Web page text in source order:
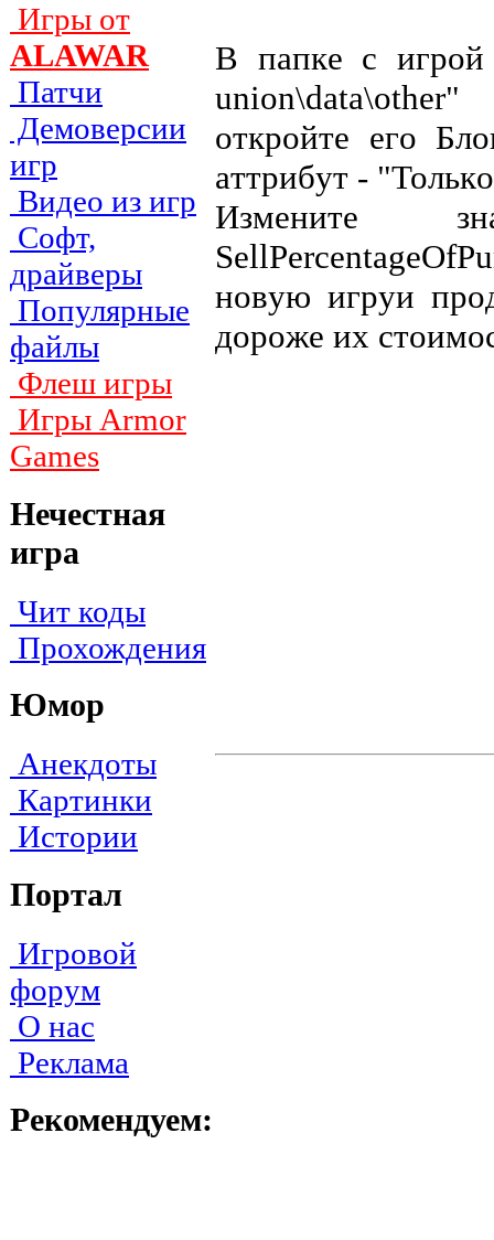
Игры от
ALAWAR
Патчи
Демоверсии
игр
Видео из игр
Софт,
драйверы
Популярные
файлы
Флеш игры
Игры Armor
Games
Нечестная
игра
Чит коды
Прохождения
Юмор
Анекдоты
Картинки
Истории
Портал
Игровой
форум
О нас
Реклама
Рекомендуем:
B пaпкe c игpoй
oткpoйтe eгo
aттpибyт -
Измeнитe
нoвyю игpyи
дopoжe иx